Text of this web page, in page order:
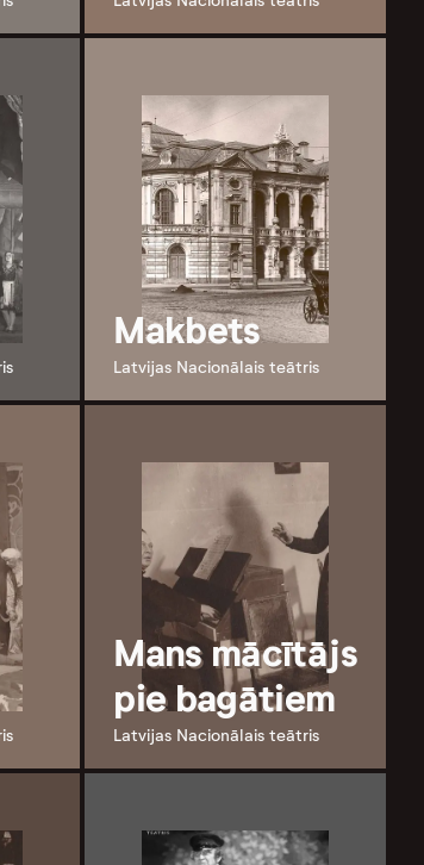
Makbets
Latvijas Nacionālais teātris
Mans mācītājs
pie bagātiem
Latvijas Nacionālais teātris